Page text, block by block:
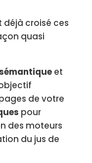
croisé ces
quasi
et
de votre
pour
des moteurs
du jus de